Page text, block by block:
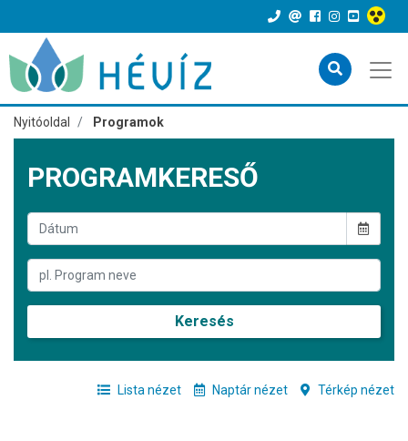
Nyitóoldal Programok
PROGRAMKERESŐ
Keresés
Lista nézet Naptár nézet Térkép nézet